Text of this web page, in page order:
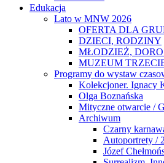
Edukacja
Lato w MNW 2026
OFERTA DLA
DZIECI, RODZINY
MŁODZIEŻ,
MUZEUM
Programy do wystaw
Kolekcjoner. Ignacy
Olga Boznańska
Mityczne otwarcie /
Archiwum
Czarny
Autoportrety /
Józef